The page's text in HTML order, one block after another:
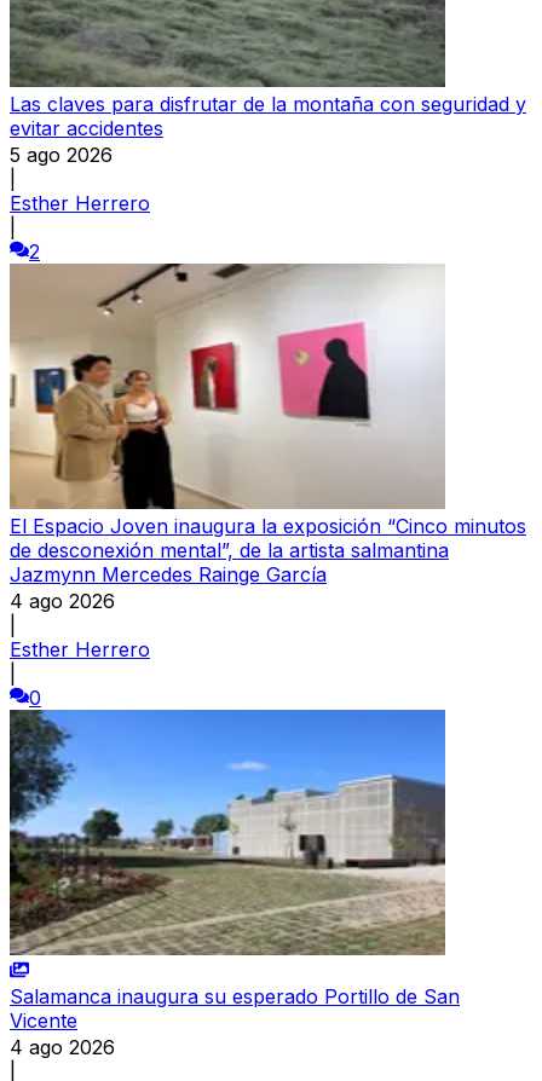
Las claves para disfrutar de la montaña con seguridad y
evitar accidentes
5 ago 2026
Esther Herrero
2
El Espacio Joven inaugura la exposición “Cinco minutos
de desconexión mental”, de la artista salmantina
Jazmynn Mercedes Rainge García
4 ago 2026
Esther Herrero
0
Salamanca inaugura su esperado Portillo de San
Vicente
4 ago 2026